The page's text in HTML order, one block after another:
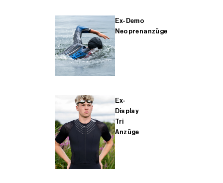
Ex-Demo
Neoprenanzüge
Ex-
Display
Tri
Anzüge